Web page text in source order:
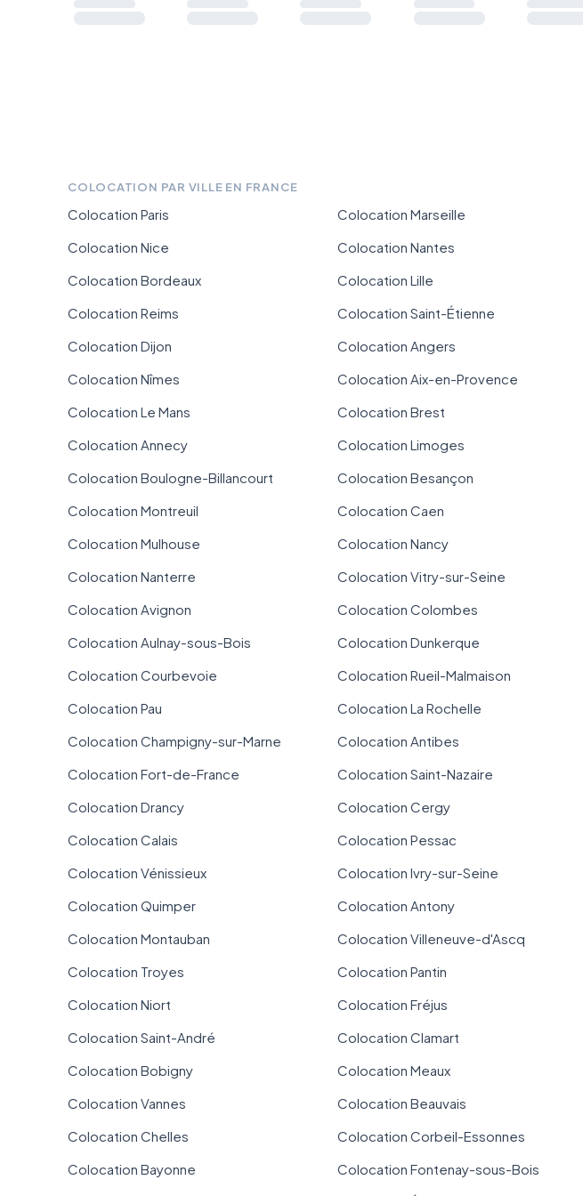
COLOCATION PAR VILLE EN FRANCE
Colocation Paris Colocation Marseille
Colocation Nice
Colocation Nantes
Colocation Bordeaux
Colocation Lille
Colocation Reims
Colocation Saint-Étienne
Colocation Dijon
Colocation Angers
Colocation Nîmes
Colocation Aix-en-Provence
Colocation Le Mans
Colocation Brest
Colocation Annecy
Colocation Limoges
Colocation Boulogne-Billancourt
Colocation Besançon
Colocation Montreuil
Colocation Caen
Colocation Mulhouse
Colocation Nancy
Colocation Nanterre
Colocation Vitry-sur-Seine
Colocation Avignon
Colocation Colombes
Colocation Aulnay-sous-Bois
Colocation Dunkerque
Colocation Courbevoie
Colocation Rueil-Malmaison
Colocation Pau
Colocation La Rochelle
Colocation Champigny-sur-Marne
Colocation Antibes
Colocation Fort-de-France
Colocation Saint-Nazaire
Colocation Drancy
Colocation Cergy
Colocation Calais
Colocation Pessac
Colocation Vénissieux
Colocation Ivry-sur-Seine
Colocation Quimper
Colocation Antony
Colocation Montauban
Colocation Villeneuve-d'Ascq
Colocation Troyes
Colocation Pantin
Colocation Niort
Colocation Fréjus
Colocation Saint-André
Colocation Clamart
Colocation Bobigny
Colocation Meaux
Colocation Vannes
Colocation Beauvais
Colocation Chelles
Colocation Corbeil-Essonnes
Colocation Bayonne
Colocation Fontenay-sous-Bois